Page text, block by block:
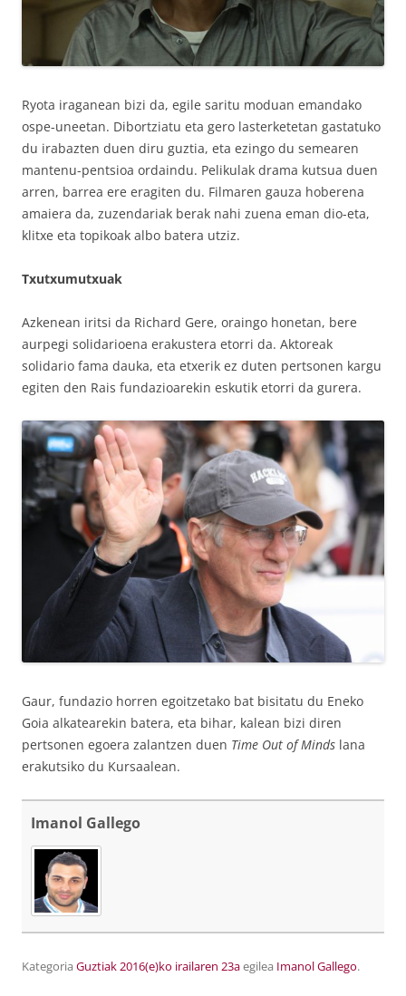
Ryota iraganean bizi da, egile saritu moduan emandako
ospe-uneetan. Dibortziatu eta gero lasterketetan gastatuko
du irabazten duen diru guztia, eta ezingo du semearen
mantenu-pentsioa ordaindu. Pelikulak drama kutsua duen
arren, barrea ere eragiten du. Filmaren gauza hoberena
amaiera da, zuzendariak berak nahi zuena eman dio-eta,
klitxe eta topikoak albo batera utziz.
Txutxumutxuak
Azkenean iritsi da Richard Gere, oraingo honetan, bere
aurpegi solidarioena erakustera etorri da. Aktoreak
solidario fama dauka, eta etxerik ez duten pertsonen kargu
egiten den Rais fundazioarekin eskutik etorri da gurera.
Gaur, fundazio horren egoitzetako bat bisitatu du Eneko
Goia alkatearekin batera, eta bihar, kalean bizi diren
pertsonen egoera zalantzen duen Time Out of Minds lana
erakutsiko du Kursaalean.
Imanol Gallego
Kategoria Guztiak2016(e)ko irailaren 23aegilea Imanol Gallego.